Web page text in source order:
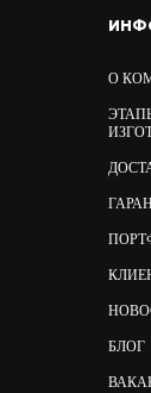
О
БЛОГ